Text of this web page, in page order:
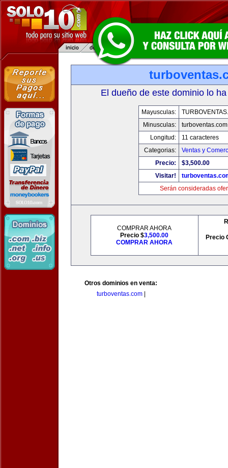
El dueño de este dominio lo
Mayusculas:
Minusculas:
turboventas.com
Longitud:
11 caracteres
Categorias:
Ventas y
Precio:
$3,500.00
Visitar!
Serán consideradas
COMPRAR AHORA
Precio $3,500.00
COMPRAR AHORA
Precio
Otros dominios en venta:
turboventas.com|